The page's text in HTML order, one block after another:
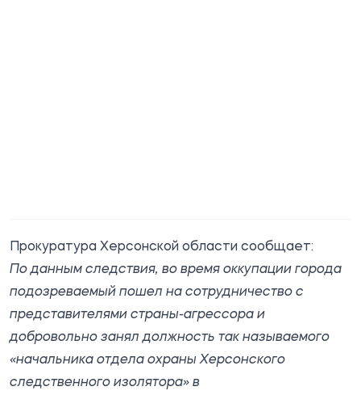
Прокуратура Херсонской области сообщает:
По данным следствия, во время оккупации города
подозреваемый пошел на сотрудничество с
представителями страны-агрессора и
добровольно занял должность так называемого
«начальника отдела охраны Херсонского
следственного изолятора» в